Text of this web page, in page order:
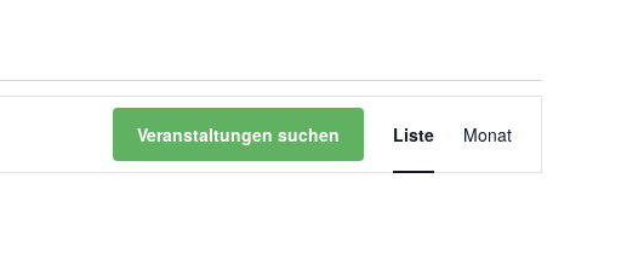
Veranstaltungen suchen
Ansichten-
Liste Monat